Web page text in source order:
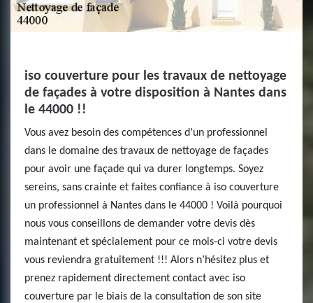
iso couverture pour les travaux de nettoyage
de façades à votre disposition à Nantes dans
le 44000 !!
Vous avez besoin des compétences d’un professionnel
dans le domaine des travaux de nettoyage de façades
pour avoir une façade qui va durer longtemps. Soyez
sereins, sans crainte et faites confiance à iso couverture
un professionnel à Nantes dans le 44000 ! Voilà pourquoi
nous vous conseillons de demander votre devis dès
maintenant et spécialement pour ce mois-ci votre devis
vous reviendra gratuitement !!! Alors n’hésitez plus et
prenez rapidement directement contact avec iso
couverture par le biais de la consultation de son site